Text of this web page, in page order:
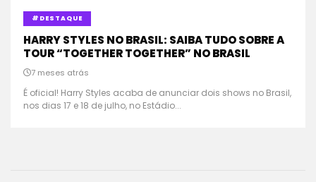
#DESTAQUE
HARRY STYLES NO BRASIL: SAIBA TUDO SOBRE A
TOUR “TOGETHER TOGETHER” NO BRASIL
7 meses atrás
É oficial! Harry Styles acaba de anunciar dois shows no Brasil,
nos dias 17 e 18 de julho, no Estádio...